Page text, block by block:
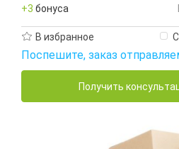
+3 бонуса
В избранное
Поспешите, заказ
Получить